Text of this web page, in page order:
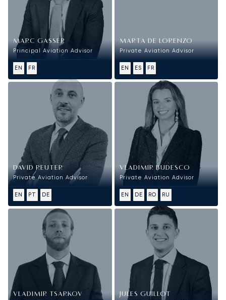
MARC GASSER
Principal Aviation Advisor
EN FR
MARTA DE LORENZO
Private Aviation Advisor
EN ES FR
DAVID REUTER
Private Aviation Advisor
EN PT DE
VLADIMIR BUDESCO
Private Aviation Advisor
EN DE RO RU
VLADIMIR TSARKOV
JULES GUILLOT